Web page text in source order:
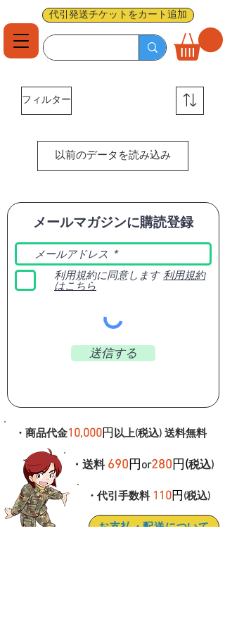
代引発送チケットをカート追加
フィルター
以前のデータを読み込み
メールマガジンに購読登録
利用規約に同意します 利用規約
はこちら
送信する
・代引手数料 1 10円 (税込)
お支払・配送について
・商品代金1 0,000円 以上(税込) 送料無料
・送料 690円 or280円(税込)